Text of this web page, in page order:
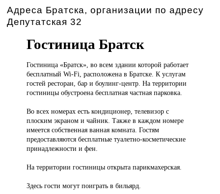
Адреса Братска, организации по адресу
Депутатская 32
Гостиница Братск
Гостиница «Братск»,во всем здании которой работает
бесплатный Wi-Fi, расположена в Братске. К услугам
гостей ресторан, бар и боулинг-центр. На территории
гостиницы обустроена бесплатная частная парковка.
Во всех номерах есть кондиционер, телевизор с
плоским экраном и чайник. Также в каждом номере
имеется собственная ванная комната. Гостям
предоставляются бесплатные туалетно-косметические
принадлежности и фен.
На территории гостиницы открыта парикмахерская.
Здесь гости могут поиграть в бильярд.